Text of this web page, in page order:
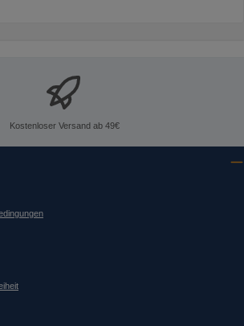
Kostenloser Versand ab 49€